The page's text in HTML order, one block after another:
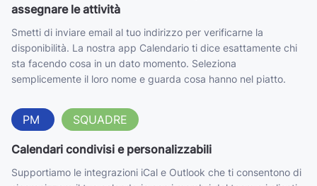
assegnare le attività
Smetti di inviare email al tuo indirizzo per verificarne la
disponibilità. La nostra app Calendario ti dice esattamente chi
sta facendo cosa in un dato momento. Seleziona
semplicemente il loro nome e guarda cosa hanno nel piatto.
PM SQUADRE
Calendari condivisi e personalizzabili
Supportiamo le integrazioni iCal e Outlook che ti consentono di